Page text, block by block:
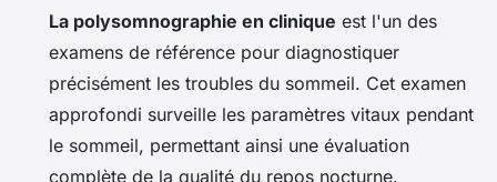
La polysomnographie en clinique est l'un des
examens de référence pour diagnostiquer
précisément les troubles du sommeil. Cet examen
approfondi surveille les paramètres vitaux pendant
le sommeil, permettant ainsi une évaluation
complète de la qualité du repos nocturne.